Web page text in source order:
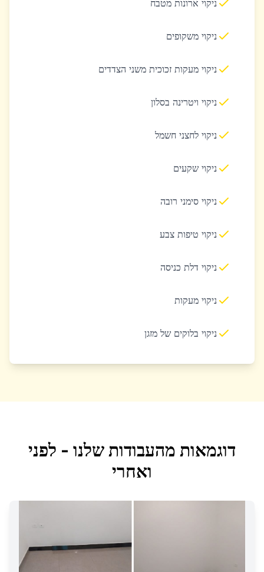
ניקוי ארונות מטבח
ניקוי משקופים
ניקוי מעקות זכוכית משני הצדדים
ניקוי ויטרינה בסלון
ניקוי לחצני חשמל
ניקוי שקעים
ניקוי סימני רובה
ניקוי טיפות צבע
ניקוי דלת כניסה
ניקוי מעקות
ניקוי בלוקים של מזגן
דוגמאות מהעבודות שלנו - לפני
ואחרי